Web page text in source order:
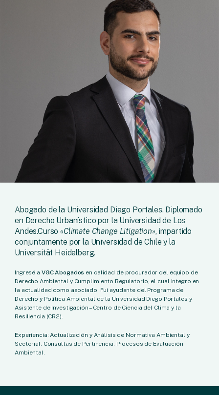
Abogado de la Universidad Diego Portales. Diplomado
en Derecho Urbanístico por la Universidad de Los
Andes.Curso«Climate Change Litigation», impartido
conjuntamente por la Universidad de Chile y la
Universität Heidelberg.
Ingresé a VGC Abogados en calidad de procurador del equipo de
Derecho Ambiental y Cumplimiento Regulatorio, el cual integro en
la actualidad como asociado. Fui ayudante del Programa de
Derecho y Política Ambiental de la Universidad Diego Portales y
Asistente de Investigación – Centro de Ciencia del Clima y la
Resiliencia (CR2).
Experiencia: Actualización y Análisis de Normativa Ambiental y
Sectorial. Consultas de Pertinencia. Procesos de Evaluación
Ambiental.